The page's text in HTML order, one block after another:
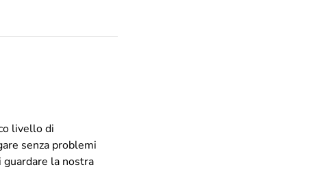
livello di
senza problemi
guardare la nostra